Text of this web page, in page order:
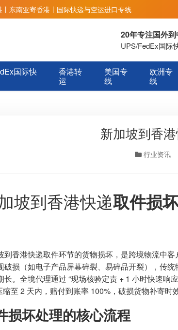
东南亚寄香港丨国际快递与空运进口专线
20年专注国外
UPS/FedEx国际
国际快
香港转
运
美国专
线
欧洲专
线
新加坡到香
行业资讯
坡到香港快递取件损
到香港快递取件环节的货物损坏，是跨境物流中
破损（如电子产品屏幕碎裂、易碎品开裂），传统
长。全境代理通过 “现场核验定责 + 1 小时快速响
缩至 2 天内，赔付到账率 100%，破损货物补寄时
损坏处理的核心流程